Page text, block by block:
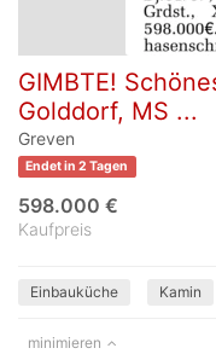
GIMBTE!
Golddorf, MS ...
Greven
Endet in 2 Tagen
Kaufpreis
598.000 €
Einbauküche Kamin
minimieren